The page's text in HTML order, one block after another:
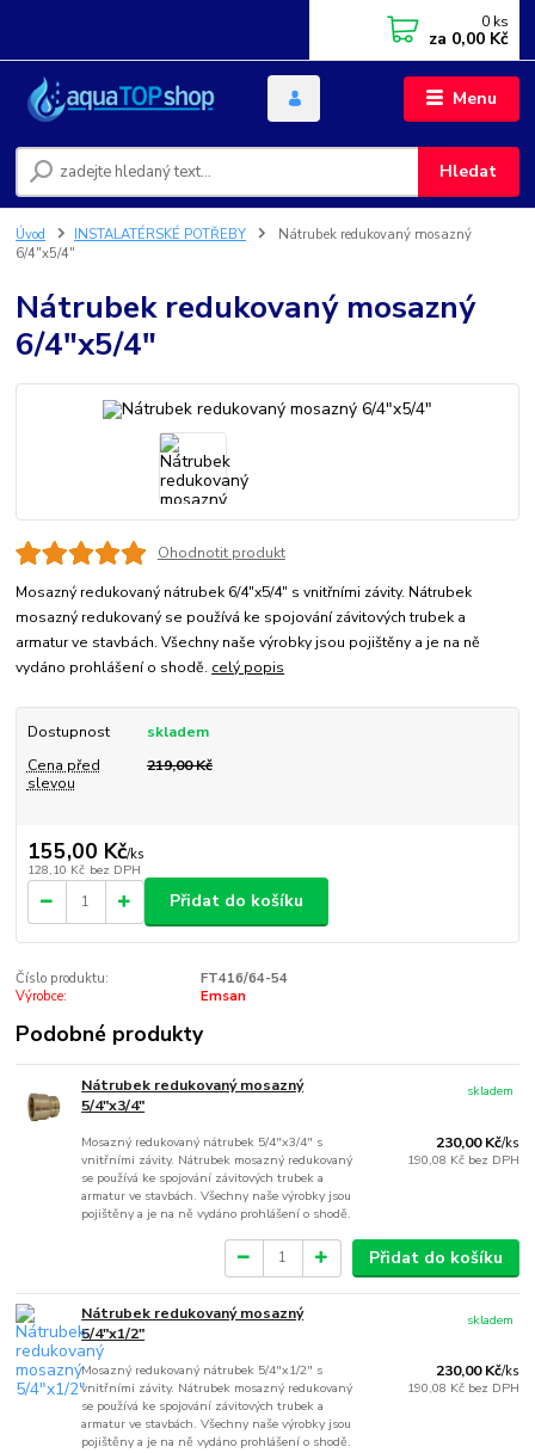
Menu
Hledat
0 ks
za 0,00 Kč
Úvod INSTALATÉRSKÉ POTŘEBY
Nátrubek redukovaný mosazný
6/4"x5/4"
Nátrubek redukovaný mosazný
6/4"x5/4"
Ohodnotit produkt
Mosazný redukovaný nátrubek 6/4"x5/4" s vnitřními závity. Nátrubek
mosazný redukovaný se používá ke spojování závitových trubek a
armatur ve stavbách. Všechny naše výrobky jsou pojištěny a je na ně
vydáno prohlášení o shodě. celý popis
Dostupnost
skladem
Cena před
slevou
219,00 Kč
155,00 Kč/ks
128,10 Kč bez DPH
Přidat do košíku
Číslo produktu:
FT416/64-54
Výrobce:
Emsan
Podobné produkty
Nátrubek redukovaný mosazný
5/4"x3/4"
Mosazný redukovaný nátrubek 5/4"x3/4" s
vnitřními závity. Nátrubek mosazný redukovaný
se používá ke spojování závitových trubek a
armatur ve stavbách. Všechny naše výrobky jsou
pojištěny a je na ně vydáno prohlášení o shodě.
230,00 Kč/ks
190,08 Kč bez DPH
skladem
Přidat do košíku
Nátrubek redukovaný mosazný
5/4"x1/2"
Mosazný redukovaný nátrubek 5/4"x1/2" s
vnitřními závity. Nátrubek mosazný redukovaný
se používá ke spojování závitových trubek a
armatur ve stavbách. Všechny naše výrobky jsou
pojištěny a je na ně vydáno prohlášení o shodě.
230,00 Kč/ks
190,08 Kč bez DPH
skladem